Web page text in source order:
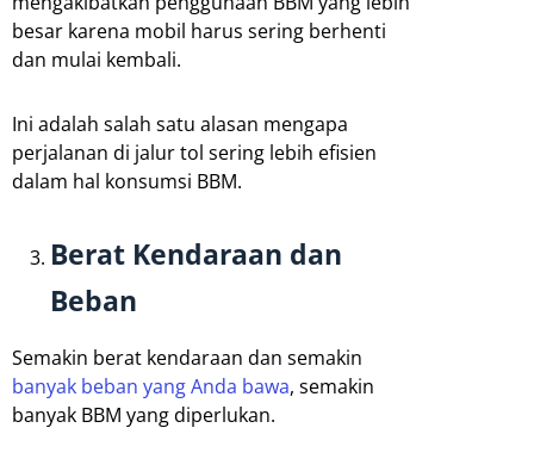
besar karena mobil harus sering berhenti
dan mulai kembali.
Ini adalah salah satu alasan mengapa
perjalanan di jalur tol sering lebih efisien
dalam hal konsumsi BBM.
Berat Kendaraan dan
Beban
Semakin berat kendaraan dan semakin
banyak beban yang Anda bawa, semakin
banyak BBM yang diperlukan.